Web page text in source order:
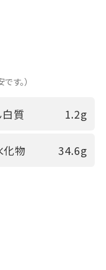
す。）
白質 1.2g
化物 34.6g